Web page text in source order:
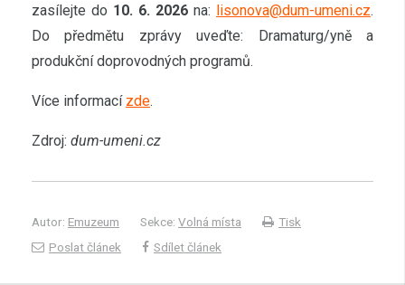
zasílejte do 10. 6. 2026 na: lisonova@dum-umeni.cz.
Do předmětu zprávy uveďte: Dramaturg/yně a
produkční doprovodných programů.
Více informací zde.
Zdroj: dum-umeni.cz
Autor: Emuzeum Sekce: Volná místa
Tisk
Poslat článek
Sdílet článek